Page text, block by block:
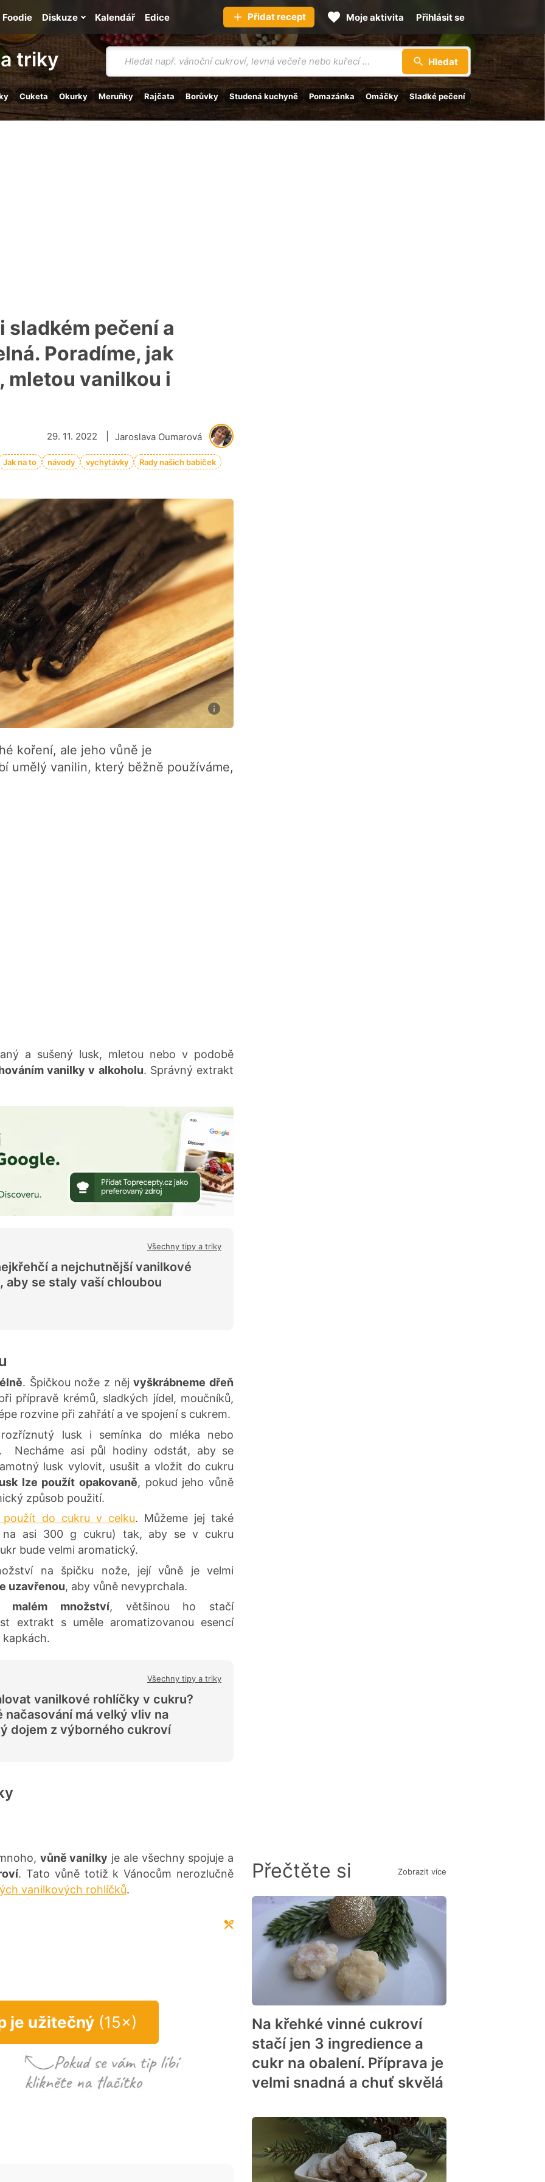
triky
Vyhledávání
Hledat
Cuketa Okurky Meruňky Rajčata Borůvky Studená kuchyně Pomazánka Omáčky Sladké pečení
Kalendář
Foodie Diskuze Edice Přidat recept Moje aktivita Přihlásit se
sladkém pečení a
Poradíme, jak
mletou vanilkou i
Jaroslava Oumarová
29. 11. 2022
Jak na to návody vychytávky
Rady našich babiček
koření, ale jeho vůně je
umělý vanilin, který běžně používáme,
a sušený lusk, mletou nebo v podobě
vanilky v alkoholu. Správný extrakt
Všechny tipy a triky
a nejchutnější vanilkové
aby se staly vaší chloubou
. Špičkou nože z nějvyškrábneme dřeň
přípravě krémů, sladkých jídel, moučníků,
rozvine při zahřátí a ve spojení s cukrem.
lusk i semínka do mléka nebo
. Necháme asi půl hodiny odstát, aby se
lusk vylovit, usušit a vložit do cukru
lze použít opakovaně, pokud jeho vůně
způsob použití.
použít do cukru v celku. Můžeme jej také
na asi 300 g cukru) tak, aby se v cukru
bude velmi aromatický.
na špičku nože, její vůně je velmi
uzavřenou, aby vůně nevyprchala.
malém množství, většinou ho stačí
extrakt s uměle aromatizovanou esencí
Všechny tipy a triky
vanilkové rohlíčky v cukru?
načasování má velký vliv na
dojem z výborného cukroví
vůně vanilky je ale všechny spojuje a
. Tato vůně totiž k Vánocům nerozlučně
vanilkových rohlíčků.
je užitečný (15×)
Přečtěte si Zobrazit více
Na křehké vinné cukroví
stačí jen 3 ingredience a
cukr na obalení. Příprava je
velmi snadná a chuť skvělá